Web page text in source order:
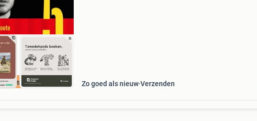
prijs Zo goed als nieuw Verzenden